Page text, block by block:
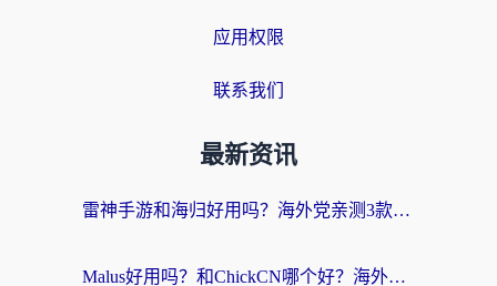
应用权限
联系我们
最新资讯
雷神手游和海归好用吗？海外党亲测3款热门回国加速器+番茄加速器深度体验
Malus好用吗？和ChickCN哪个好？海外党亲测：选对回国加速器，追剧游戏不卡顿